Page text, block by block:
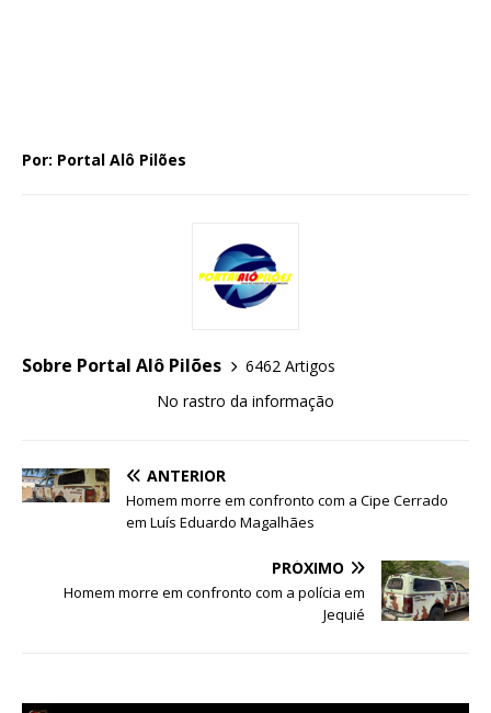
Por: Portal Alô Pilões
Sobre Portal Alô Pilões
6462 Artigos
No rastro da informação
ANTERIOR
Homem morre em confronto com a Cipe Cerrado
em Luís Eduardo Magalhães
PRÓXIMO
Homem morre em confronto com a polícia em
Jequié